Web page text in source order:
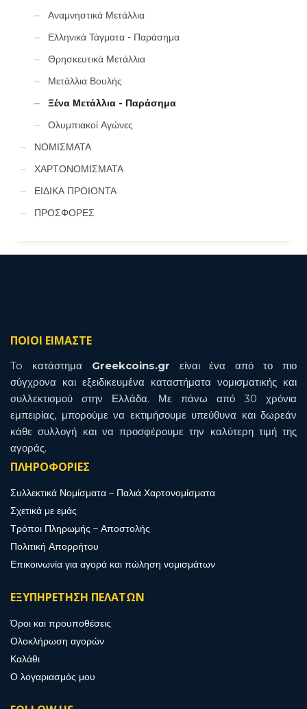
Αναμνηστικά Μετάλλια
Ελληνικά Τάγματα - Παράσημα
Θρησκευτικά Μετάλλια
Μετάλλια Βουλής
Ξένα Μετάλλια - Παράσημα
Ολυμπιακοί Αγώνες
ΝΟΜΙΣΜΑΤΑ
ΧΑΡΤΟΝΟΜΙΣΜΑΤΑ
ΕΙΔΙΚΑ ΠΡΟΙΟΝΤΑ
ΠΡΟΣΦΟΡΕΣ
ΠΟΙΟΙ ΕΙΜΑΣΤΕ
To κατάστημα Greekcoins.gr είναι ένα από το πιο
σύγχρονα και εξειδικευμένα καταστήματα νομισματικής και
συλλεκτισμού στην Ελλάδα. Με πάνω από 30 χρόνια
εμπειρίας, μπορούμε να εκτιμήσουμε υπεύθυνα και δωρεάν
κάθε συλλογή και να προσφέρουμε την καλύτερη τιμή της
αγοράς.
ΠΛΗΡΟΦΟΡΙΕΣ
Συλλεκτικά Νομίσματα – Παλιά Χαρτονομίσματα
Σχετικά με εμάς
Τρόποι Πληρωμής – Αποστολής
Πολιτική Απορρήτου
Επικοινωνία για αγορά και πώληση νομισμάτων
ΕΞΥΠΗΡΕΤΗΣΗ ΠΕΛΑΤΩΝ
Όροι και προυποθέσεις
Ολοκλήρωση αγορών
Καλάθι
Ο λογαριασμός μου